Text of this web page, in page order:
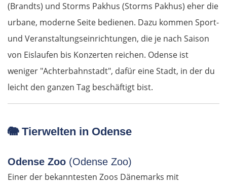
(Brandts) und Storms Pakhus (Storms Pakhus) eher die
urbane, moderne Seite bedienen. Dazu kommen Sport-
und Veranstaltungseinrichtungen, die je nach Saison
von Eislaufen bis Konzerten reichen. Odense ist
weniger "Achterbahnstadt", dafür eine Stadt, in der du
leicht den ganzen Tag beschäftigt bist.
🐘Tierwelten in Odense
Odense Zoo (Odense Zoo)
Einer der bekanntesten Zoos Dänemarks mit
Kroatien
Osijek
Virovitica
Varaždin
Novo mesto